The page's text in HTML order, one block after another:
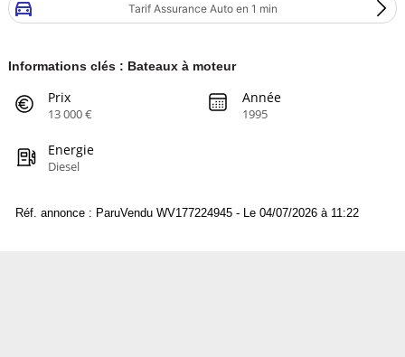
Tarif Assurance Auto en 1 min
Informations clés : Bateaux à moteur
Prix
13 000 €
Année
1995
Energie
Diesel
Réf. annonce : ParuVendu WV177224945 - Le 04/07/2026 à 11:22